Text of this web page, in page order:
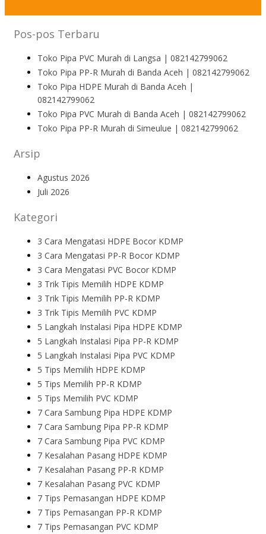
Pos-pos Terbaru
Toko Pipa PVC Murah di Langsa | 082142799062
Toko Pipa PP-R Murah di Banda Aceh | 082142799062
Toko Pipa HDPE Murah di Banda Aceh |
082142799062
Toko Pipa PVC Murah di Banda Aceh | 082142799062
Toko Pipa PP-R Murah di Simeulue | 082142799062
Arsip
Agustus 2026
Juli 2026
Kategori
3 Cara Mengatasi HDPE Bocor KDMP
3 Cara Mengatasi PP-R Bocor KDMP
3 Cara Mengatasi PVC Bocor KDMP
3 Trik Tipis Memilih HDPE KDMP
3 Trik Tipis Memilih PP-R KDMP
3 Trik Tipis Memilih PVC KDMP
5 Langkah Instalasi Pipa HDPE KDMP
5 Langkah Instalasi Pipa PP-R KDMP
5 Langkah Instalasi Pipa PVC KDMP
5 Tips Memilih HDPE KDMP
5 Tips Memilih PP-R KDMP
5 Tips Memilih PVC KDMP
7 Cara Sambung Pipa HDPE KDMP
7 Cara Sambung Pipa PP-R KDMP
7 Cara Sambung Pipa PVC KDMP
7 Kesalahan Pasang HDPE KDMP
7 Kesalahan Pasang PP-R KDMP
7 Kesalahan Pasang PVC KDMP
7 Tips Pemasangan HDPE KDMP
7 Tips Pemasangan PP-R KDMP
7 Tips Pemasangan PVC KDMP